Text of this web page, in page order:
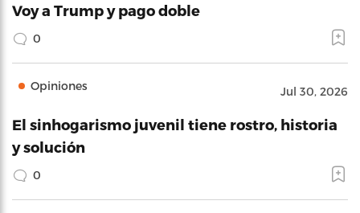
Voy a Trump y pago doble
0
Opiniones Jul 30, 2026
El sinhogarismo juvenil tiene rostro, historia
y solución
0